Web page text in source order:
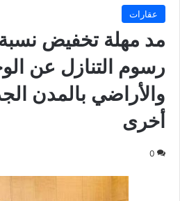
عقارات
رسوم التنازل عن
أخرى
0